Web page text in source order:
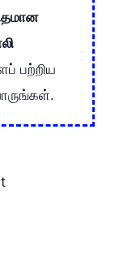
பற்றிய